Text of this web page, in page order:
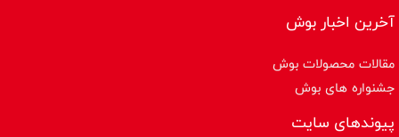
آخرین اخبار بوش
مقالات محصولات بوش
جشنواره های بوش
پیوندهای سایت